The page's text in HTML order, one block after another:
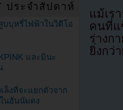
แม้เร
คนที่
ร่างก
ยิ่งกว่
ประจำสัปดาห์
บบุหรี่ไฟฟ้าในวิดีโอ
และมินะ
ล็งที่จะแยกตัวจาก
นฮันนัมดง